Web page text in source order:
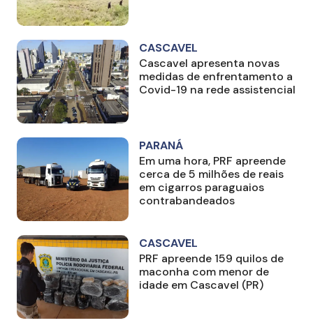
CASCAVEL
Cascavel apresenta novas
medidas de enfrentamento a
Covid-19 na rede assistencial
PARANÁ
Em uma hora, PRF apreende
cerca de 5 milhões de reais
em cigarros paraguaios
contrabandeados
CASCAVEL
PRF apreende 159 quilos de
maconha com menor de
idade em Cascavel (PR)